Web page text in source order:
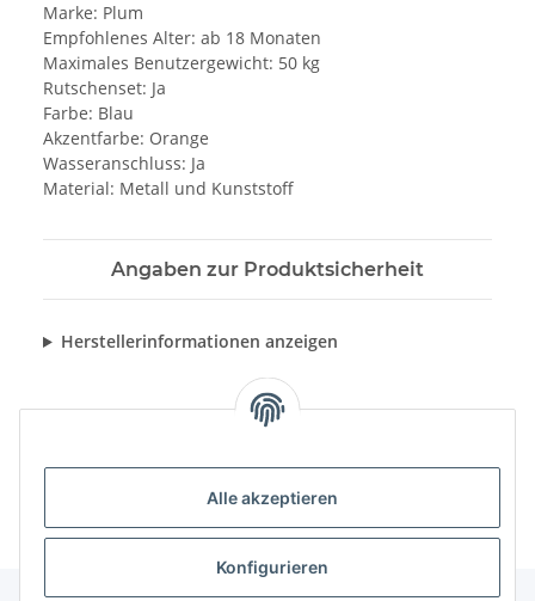
Alle akzeptieren
Konfigurieren
Marke: Plum
Empfohlenes Alter: ab 18 Monaten
Maximales Benutzergewicht: 50 kg
Rutschenset: Ja
Farbe: Blau
Akzentfarbe: Orange
Wasseranschluss: Ja
Material: Metall und Kunststoff
Angaben zur Produktsicherheit
Herstellerinformationen anzeigen